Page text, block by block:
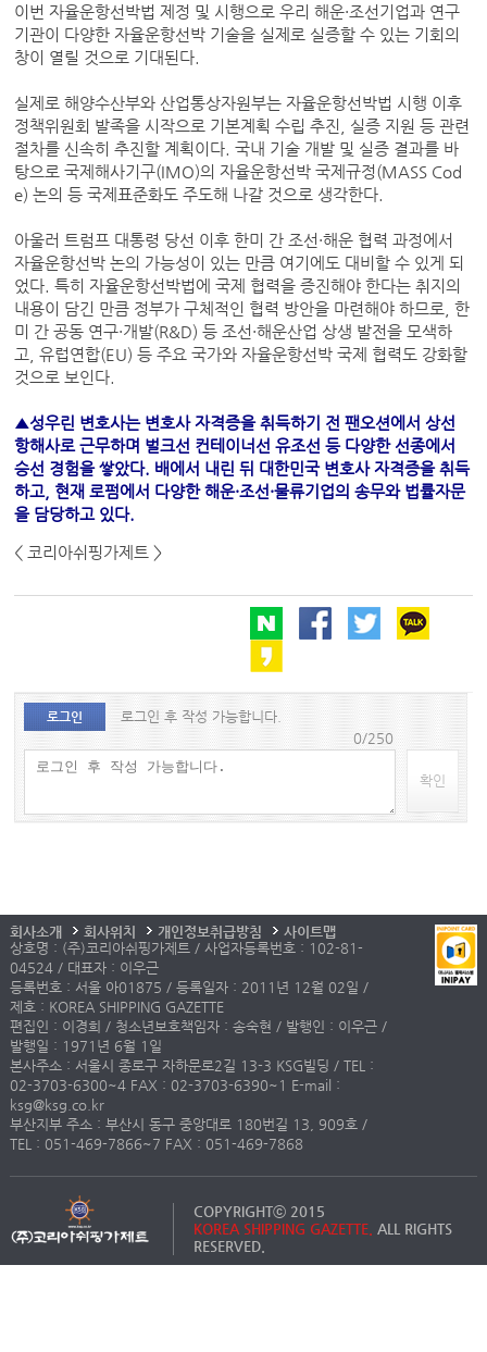
이번 자율운항선박법 제정 및 시행으로 우리 해운·조선기업과 연구
기관이 다양한 자율운항선박 기술을 실제로 실증할 수 있는 기회의
창이 열릴 것으로 기대된다.
실제로 해양수산부와 산업통상자원부는 자율운항선박법 시행 이후
정책위원회 발족을 시작으로 기본계획 수립 추진, 실증 지원 등 관련
절차를 신속히 추진할 계획이다. 국내 기술 개발 및 실증 결과를 바
탕으로 국제해사기구(IMO)의 자율운항선박 국제규정(MASS Cod
e) 논의 등 국제표준화도 주도해 나갈 것으로 생각한다.
아울러 트럼프 대통령 당선 이후 한미 간 조선·해운 협력 과정에서
자율운항선박 논의 가능성이 있는 만큼 여기에도 대비할 수 있게 되
었다. 특히 자율운항선박법에 국제 협력을 증진해야 한다는 취지의
내용이 담긴 만큼 정부가 구체적인 협력 방안을 마련해야 하므로, 한
미 간 공동 연구·개발(R&D) 등 조선·해운산업 상생 발전을 모색하
고, 유럽연합(EU) 등 주요 국가와 자율운항선박 국제 협력도 강화할
것으로 보인다.
▲성우린 변호사는 변호사 자격증을 취득하기 전 팬오션에서 상선
항해사로 근무하며 벌크선 컨테이너선 유조선 등 다양한 선종에서
승선 경험을 쌓았다. 배에서 내린 뒤 대한민국 변호사 자격증을 취득
하고, 현재 로펌에서 다양한 해운·조선·물류기업의 송무와 법률자문
을 담당하고 있다.
< 코리아쉬핑가제트 >
로그인
로그인 후 작성 가능합니다.
0/250
확인
회사소개 회사위치 개인정보취급방침
사이트맵
상호명 : (주)코리아쉬핑가제트 / 사업자등록번호 : 102-81-
04524 / 대표자 : 이우근
등록번호 : 서울 아01875 / 등록일자 : 2011년 12월 02일 /
제호 : KOREA SHIPPING GAZETTE
편집인 : 이경희 / 청소년보호책임자 : 송숙현 / 발행인 : 이우근 /
발행일 : 1971년 6월 1일
본사주소 : 서울시 종로구 자하문로2길 13-3 KSG빌딩 / TEL :
02-3703-6300~4 FAX : 02-3703-6390~1 E-mail :
ksg@ksg.co.kr
부산지부 주소 : 부산시 동구 중앙대로 180번길 13, 909호 /
TEL : 051-469-7866~7 FAX : 051-469-7868
COPYRIGHTⓒ 2015
KOREA SHIPPING GAZETTE. ALL RIGHTS
RESERVED.